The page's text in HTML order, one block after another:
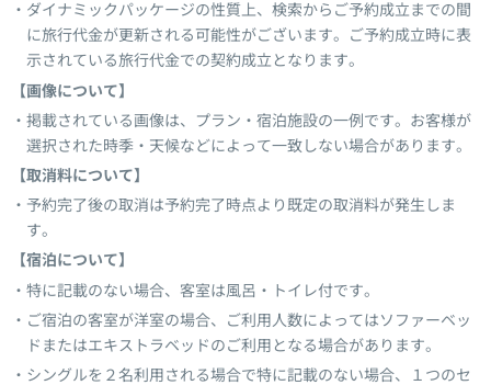
ダイナミックパッケージの性質上、検索からご予約成立までの間
に旅行代金が更新される可能性がございます。ご予約成立時に表
示されている旅行代金での契約成立となります。
【画像について】
掲載されている画像は、プラン・宿泊施設の一例です。お客様が
選択された時季・天候などによって一致しない場合があります。
【取消料について】
予約完了後の取消は予約完了時点より既定の取消料が発生しま
す。
【宿泊について】
特に記載のない場合、客室は風呂・トイレ付です。
ご宿泊の客室が洋室の場合、ご利用人数によってはソファーベッ
ドまたはエキストラベッドのご利用となる場合があります。
シングルを２名利用される場合で特に記載のない場合、１つのセ